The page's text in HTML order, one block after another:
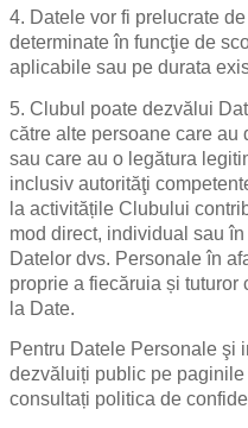
4. Datele vor fi prelucrate
determinate în funcţie de
aplicabile sau pe durata
5. Clubul poate dezvălui
către alte persoane care
sau care au o legătura
inclusiv autorităţi
la activitățile Clubului
mod direct, individual sau
Datelor dvs. Personale în
proprie a fiecăruia și
la Date.
Pentru Datele Personale şi
dezvăluiți public pe
consultați politica de